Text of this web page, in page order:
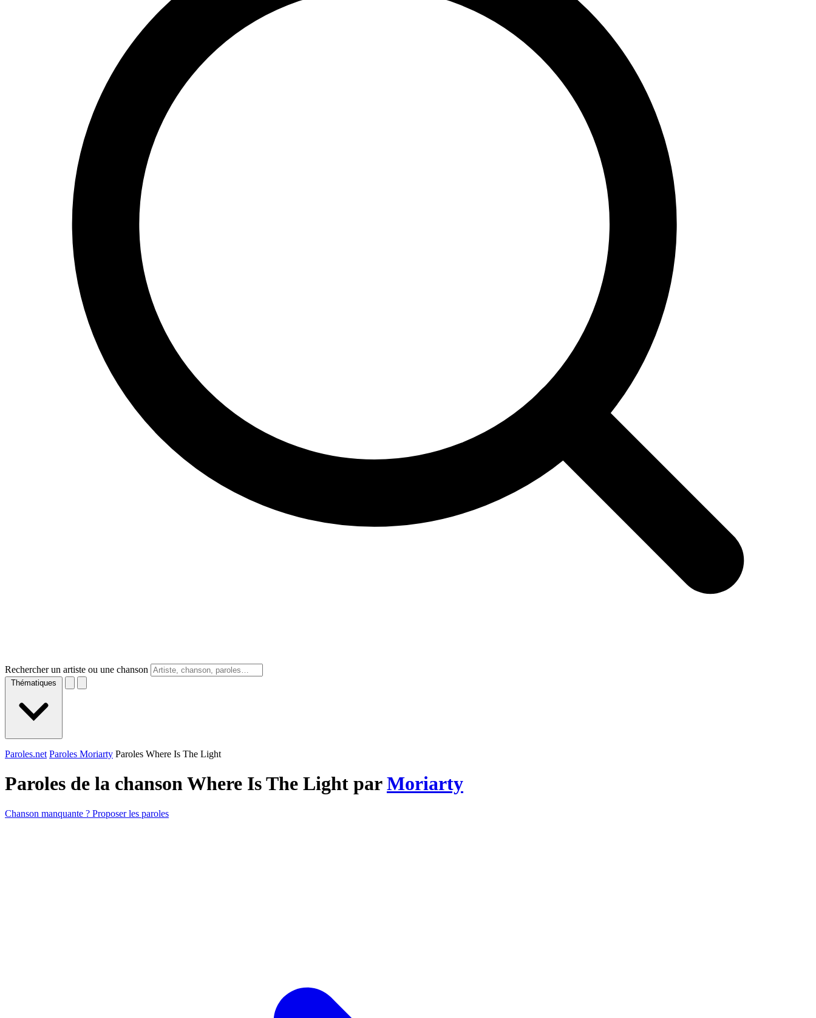
Rechercher un artiste ou une chanson
Thématiques
Paroles.net Paroles Moriarty Paroles Where Is The Light
Paroles de la chanson Where Is The Light parMoriarty
Chanson manquante ? Proposer les paroles